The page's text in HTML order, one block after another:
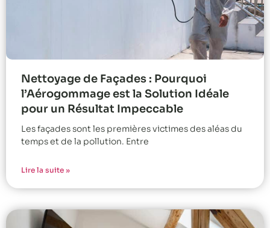
Nettoyage de Façades : Pourquoi
l’Aérogommage est la Solution Idéale
pour un Résultat Impeccable
Les façades sont les premières victimes des aléas du
temps et de la pollution. Entre
Lire la suite »